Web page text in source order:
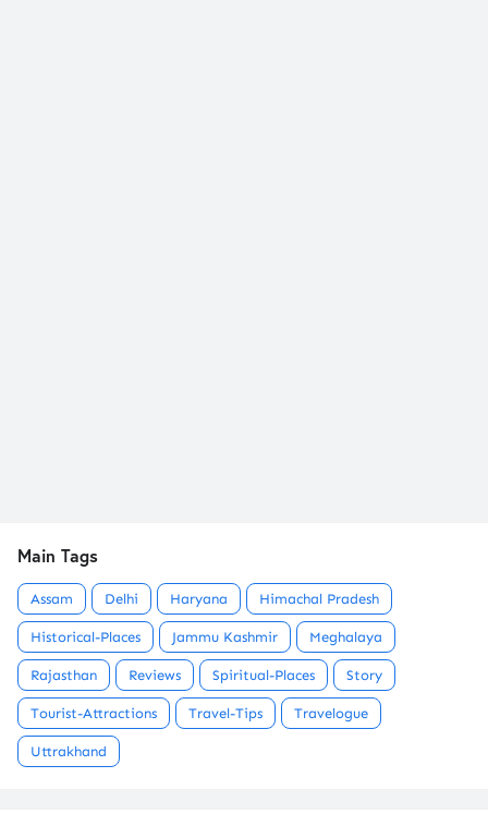
Main Tags
Assam Delhi Haryana Himachal Pradesh
Historical-Places Jammu Kashmir Meghalaya
Rajasthan Reviews Spiritual-Places Story
Tourist-Attractions Travel-Tips Travelogue
Uttrakhand